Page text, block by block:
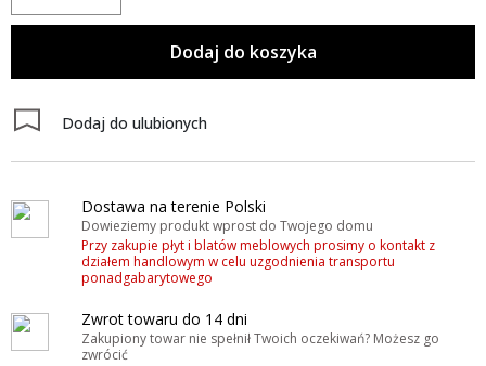
Dodaj do koszyka
Dodaj do ulubionych
Dostawa na terenie Polski
Dowieziemy produkt wprost do Twojego domu
Przy zakupie płyt i blatów meblowych prosimy o kontakt z
działem handlowym w celu uzgodnienia transportu
ponadgabarytowego
Zwrot towaru do 14 dni
Zakupiony towar nie spełnił Twoich oczekiwań? Możesz go
zwrócić